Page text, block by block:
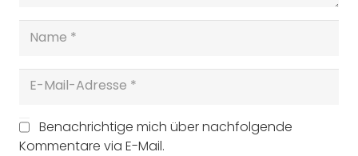
Benachrichtige mich über nachfolgende
Kommentare via E-Mail.